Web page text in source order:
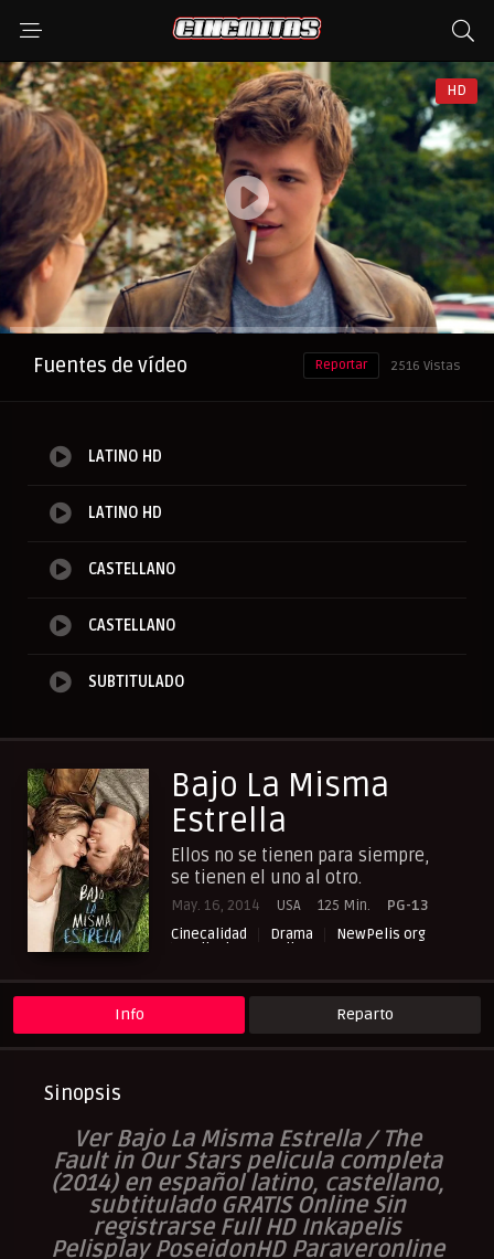
HD
Anuncio
Fuentes de vídeo 2516 Vistas
Reportar
LATINO HD
LATINO HD
CASTELLANO
CASTELLANO
SUBTITULADO
Bajo La Misma
Estrella
Ellos no se tienen para siempre,
se tienen el uno al otro.
May. 16, 2014 USA 125 Min.
PG-13
Cinecalidad
Drama
NewPelis org
Peliculas Castellano
Pelishouse
Pelismart
Romance
Info Reparto
Sinopsis
Ver Bajo La Misma Estrella / The
Fault in Our Stars pelicula completa
(2014) en español latino, castellano,
subtitulado GRATIS Online Sin
registrarse Full HD Inkapelis
Pelisplay PoseidonHD Paraveronline